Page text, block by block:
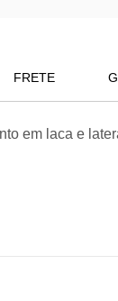
FRETE
em laca e